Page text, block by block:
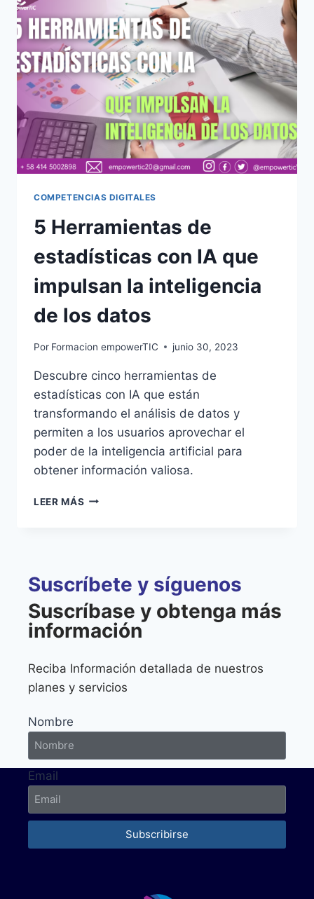
COMPETENCIAS DIGITALES
5 Herramientas de
estadísticas con IA que
impulsan la inteligencia
de los datos
Por Formacion empowerTIC junio 30, 2023
Descubre cinco herramientas de
estadísticas con IA que están
transformando el análisis de datos y
permiten a los usuarios aprovechar el
poder de la inteligencia artificial para
obtener información valiosa.
LEER MÁS
Suscríbete y síguenos
Suscríbase y obtenga más
información
Reciba Información detallada de nuestros
planes y servicios
Nombre
Email
Subscribirse